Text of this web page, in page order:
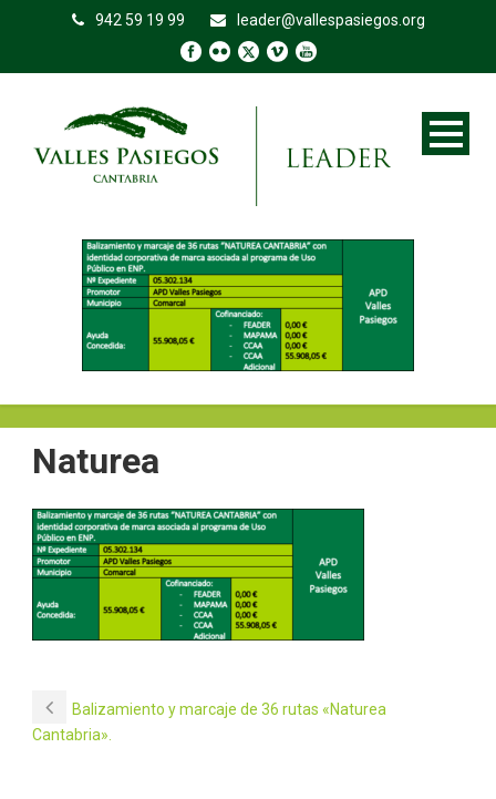
942 59 19 99 leader@vallespasiegos.org
Naturea
Balizamiento y marcaje de 36 rutas «Naturea
Cantabria».